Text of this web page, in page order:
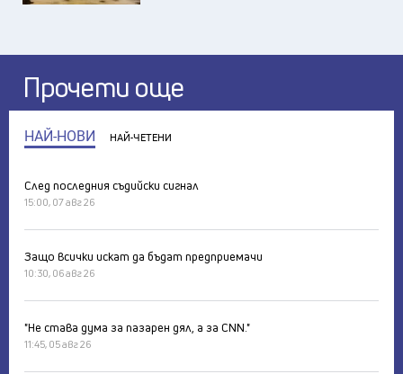
Прочети още
НАЙ-НОВИ НАЙ-ЧЕТЕНИ
След последния съдийски сигнал
15:00, 07 авг 26
Защо всички искат да бъдат предприемачи
10:30, 06 авг 26
"Не става дума за пазарен дял, а за CNN."
11:45, 05 авг 26